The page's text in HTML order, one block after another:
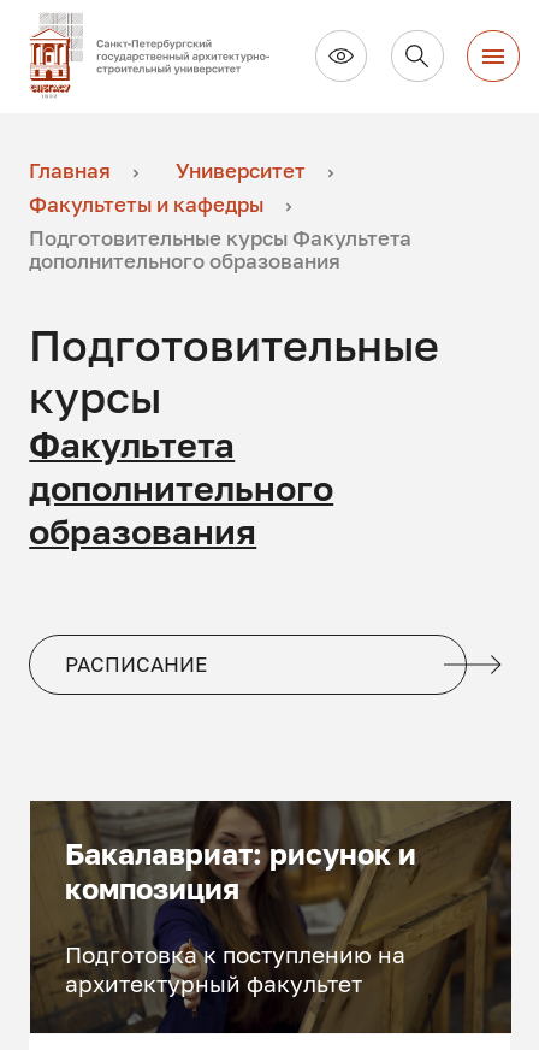
Главная
Университет
Факультеты и кафедры
Подготовительные курсы Факультета
дополнительного образования
Подготовительные
курсы
Факультета
дополнительного
образования
РАСПИСАНИЕ
Бакалавриат: рисунок и
композиция
Подготовка к поступлению на
архитектурный факультет